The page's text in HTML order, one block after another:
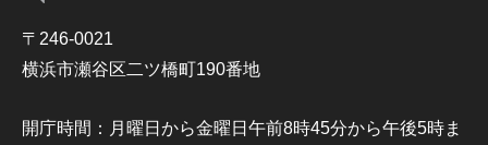
〒246-0021
横浜市瀬谷区二ツ橋町190番地
開庁時間：月曜日から金曜日午前8時45分から午後5時ま